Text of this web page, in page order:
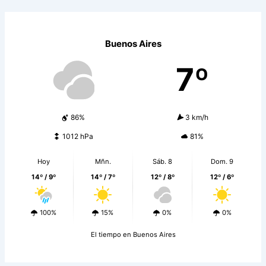
Buenos Aires
7º
86% 3 km/h
1012 hPa 81%
Hoy
14º / 9º
100%
Mñn.
14º / 7º
15%
Sáb. 8
12º / 8º
0%
Dom. 9
12º / 6º
0%
El tiempo en Buenos Aires